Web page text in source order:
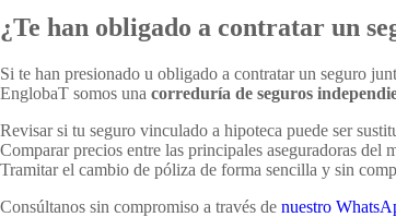
¿Te han obligado a contratar un
Si te han presionado u obligado a contratar un seguro
EnglobaT somos una correduría de seguros
Revisar si tu seguro vinculado a hipoteca puede ser
Comparar precios entre las principales aseguradoras del
Tramitar el cambio de póliza de forma sencilla y sin
Consúltanos sin compromiso a través de nuestro